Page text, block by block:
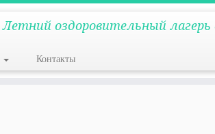
Летний оздоровительный лагерь
Контакты